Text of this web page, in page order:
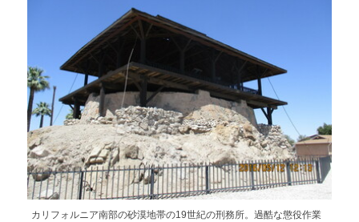
カリフォルニア南部の砂漠地帯の19世紀の刑務所。過酷な懲役作業